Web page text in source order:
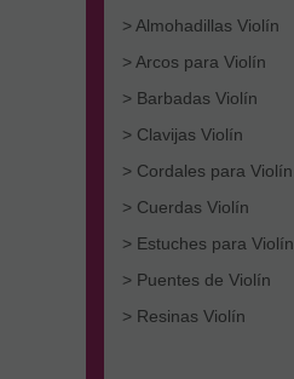
> Almohadillas Violín
> Arcos para Violín
> Barbadas Violín
> Clavijas Violín
> Cordales para Violín
> Cuerdas Violín
> Estuches para Violín
> Puentes de Violín
> Resinas Violín